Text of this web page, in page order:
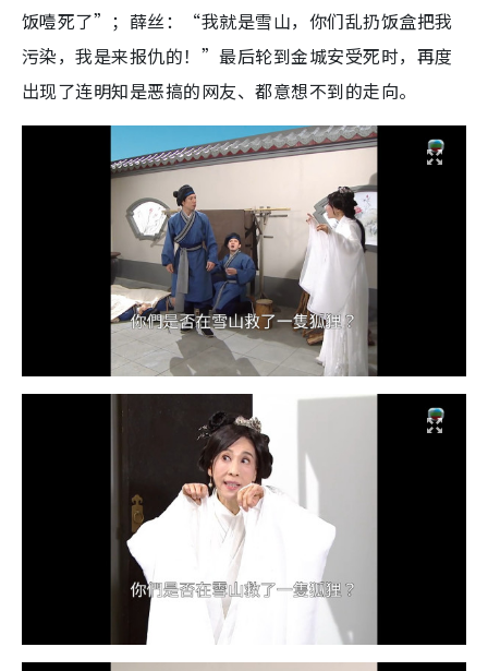
饭噎死了”；薛丝：“我就是雪山，你们乱扔饭盒把我
污染，我是来报仇的！”最后轮到金城安受死时，再度
出现了连明知是恶搞的网友、都意想不到的走向。